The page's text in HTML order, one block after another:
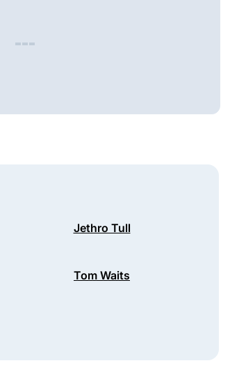
Jethro Tull
Tom Waits